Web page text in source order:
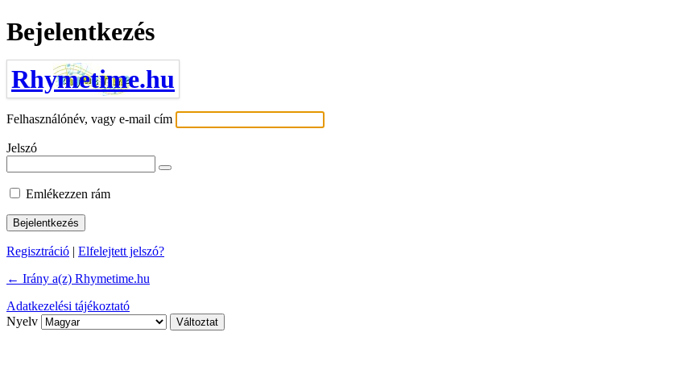
Bejelentkezés
Rhymetime.hu
Felhasználónév, vagy e-mail cím
Jelszó
Emlékezzen rám
Regisztráció | Elfelejtett jelszó?
← Irány a(z) Rhymetime.hu
Adatkezelési tájékoztató
Nyelv